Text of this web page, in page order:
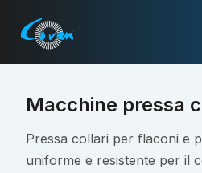
Macchine pressa
Pressa collari per flaconi e
uniforme e resistente per il